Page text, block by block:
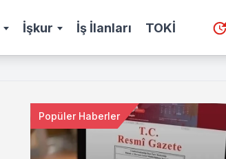
İşkur İş İlanları TOKİ
Popüler Haberler